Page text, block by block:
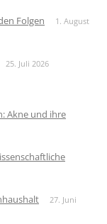
Folgen
1. August
25. Juli 2026
Akne und ihre
27. Juni